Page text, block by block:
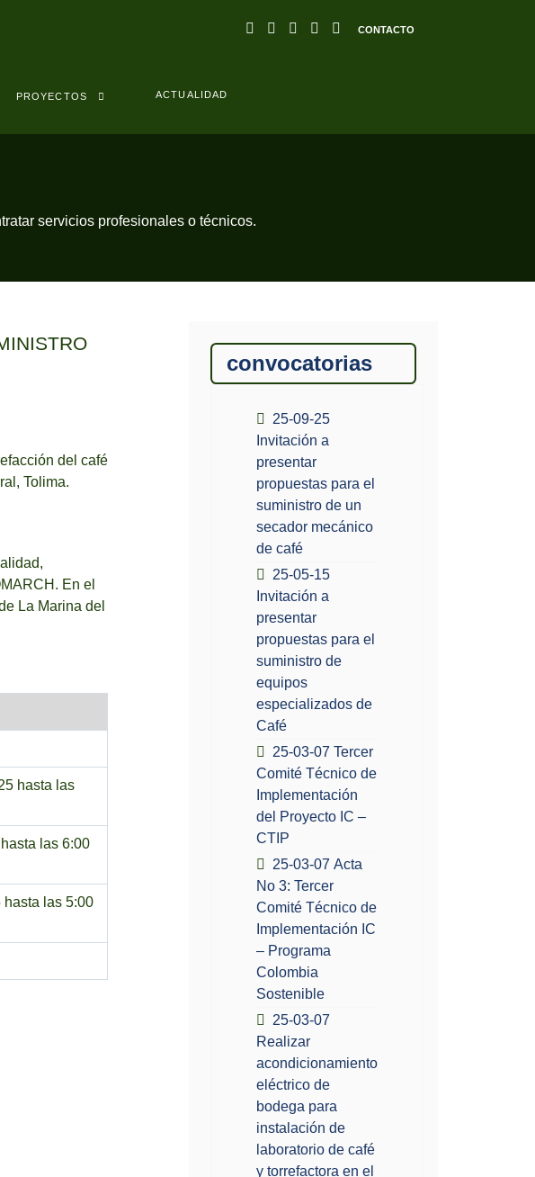
CONTACTO
PROYECTOS ACTUALIDAD
servicios profesionales o técnicos.
del café
Tolima.
En el
La Marina del
hasta las
las 6:00
hasta las 5:00
CTIP
convocatorias
25-09-25
Invitación a
presentar
propuestas para el
suministro de un
secador mecánico
de café
25-05-15
Invitación a
presentar
propuestas para el
suministro de
equipos
especializados de
Café
25-03-07 Tercer
Comité Técnico de
Implementación
del Proyecto IC –
CTIP
25-03-07 Acta
No 3: Tercer
Comité Técnico de
Implementación IC
– Programa
Colombia
Sostenible
25-03-07
Realizar
acondicionamiento
eléctrico de
bodega para
instalación de
laboratorio de café
y torrefactora en el